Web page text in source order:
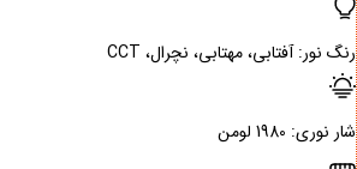
رنگ نور: ‌آفتابی، مهتابی، نچرال، CCT
شار نوری: ‌1980 لومن